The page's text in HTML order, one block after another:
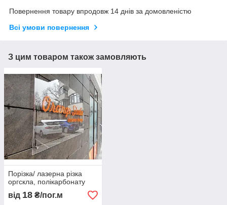
Повернення товару впродовж 14 днів за домовленістю
Всі умови повернення
З цим товаром також замовляють
Порізка/ лазерна різка
оргскла, полікарбонату
від 18 ₴/пог.м